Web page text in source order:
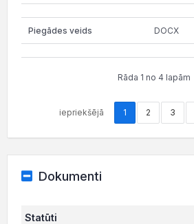
DOCX
Rāda 1 no 4 lapām
iepriekšējā 1 2 3
Dokumenti
Statūti